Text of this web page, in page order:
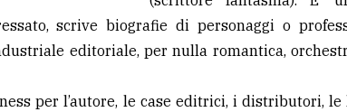
scrive biografie di personaggi o
editoriale, per nulla romantica,
per l’autore, le case editrici, i distributori,